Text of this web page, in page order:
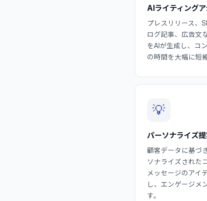
AIライティング
プレスリリース、
ログ記事、広告文
をAIが生成し、コ
の時間を大幅に短
💡
パーソナライズ
顧客データに基づ
ソナライズされた
メッセージのアイ
し、エンゲージメ
す。